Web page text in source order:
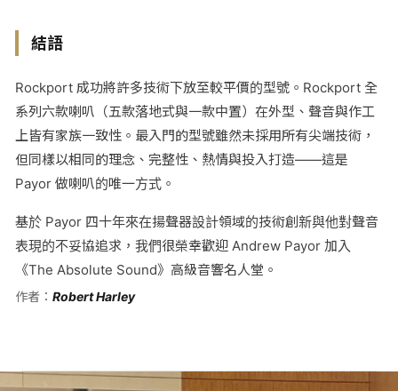
結語
Rockport 成功將許多技術下放至較平價的型號。Rockport 全
系列六款喇叭（五款落地式與一款中置）在外型、聲音與作工
上皆有家族一致性。最入門的型號雖然未採用所有尖端技術，
但同樣以相同的理念、完整性、熱情與投入打造——這是
Payor 做喇叭的唯一方式。
基於 Payor 四十年來在揚聲器設計領域的技術創新與他對聲音
表現的不妥協追求，我們很榮幸歡迎 Andrew Payor 加入
《The Absolute Sound》高級音響名人堂。
作者： Robert Harley